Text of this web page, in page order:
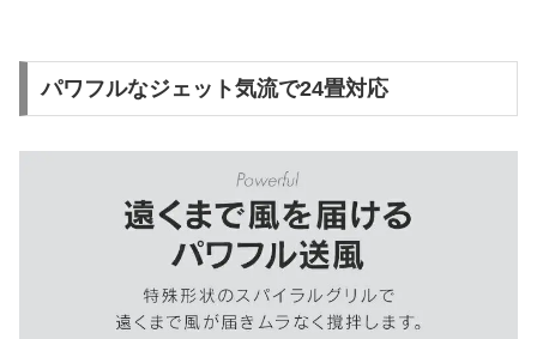
パワフルなジェット気流で24畳対応